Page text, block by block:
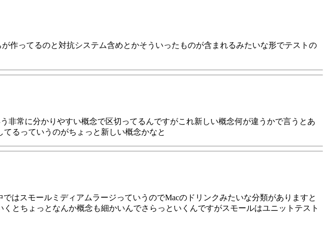
作ってるのと対抗システム含めとかそういったものが含まれるみたいな形でテストの
非常に分かりやすい概念で区切ってるんですがこれ新しい概念何が違うかで言うとあ
るっていうのがちょっと新しい概念かなと
はスモールミディアムラージっていうのでMacのドリンクみたいな分類がありますと
とちょっとなんか概念も細かいんでさらっといくんですがスモールはユニットテスト